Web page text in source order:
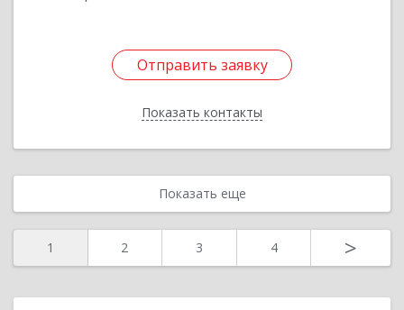
Отправить заявку
Показать контакты
Отправить заявку
Назад
Показать еще
1 2 3 4 >